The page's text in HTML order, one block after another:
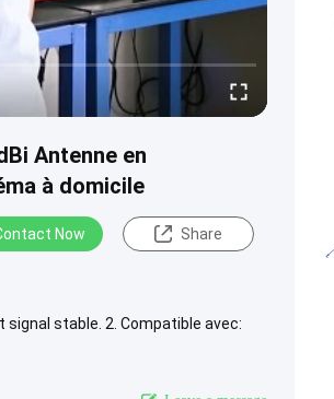
Antenne en
à domicile
Now Share
stable. 2. Compatible avec: